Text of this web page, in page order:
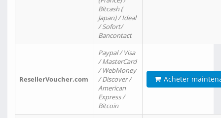
Bitcash (
Japan) / Ideal
/ Sofort/
Bancontact
ResellerVoucher.com
Paypal / Visa
/ MasterCard
/ WebMoney
/ Discover /
American
Express /
Bitcoin
Acheter